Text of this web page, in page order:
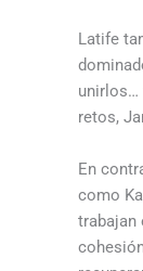
Latife
unirlos…
retos,
En
como
trabajan